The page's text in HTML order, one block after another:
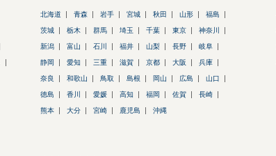
北海道 青森 岩手 宮城 秋田 山形 福島
茨城 栃木 群馬 埼玉 千葉 東京 神奈川
新潟 富山 石川 福井 山梨 長野 岐阜
静岡 愛知 三重 滋賀 京都 大阪 兵庫
奈良 和歌山 鳥取 島根 岡山 広島 山口
徳島 香川 愛媛 高知 福岡 佐賀 長崎
熊本 大分 宮崎 鹿児島 沖縄